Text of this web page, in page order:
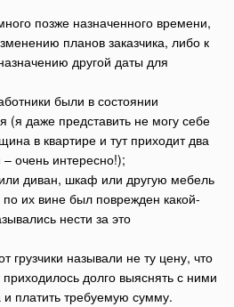
позже назначенного времени,
планов заказчика, либо к
другой даты для
были в состоянии
(я даже представить не могу себе
в квартире и тут приходит два
очень интересно!);
диван, шкаф или другую мебель
их вине был поврежден какой-
нести за это
грузчики называли не ту цену, что
приходилось долго выяснять с ними
платить требуемую сумму.